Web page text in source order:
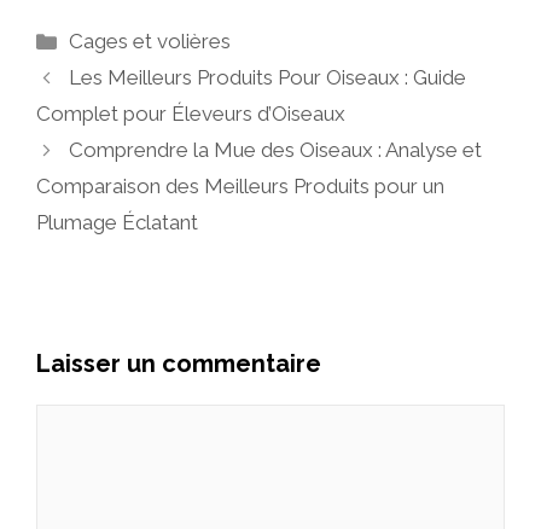
Catégories
Cages et volières
Les Meilleurs Produits Pour Oiseaux : Guide
Complet pour Éleveurs d’Oiseaux
Comprendre la Mue des Oiseaux : Analyse et
Comparaison des Meilleurs Produits pour un
Plumage Éclatant
Laisser un commentaire